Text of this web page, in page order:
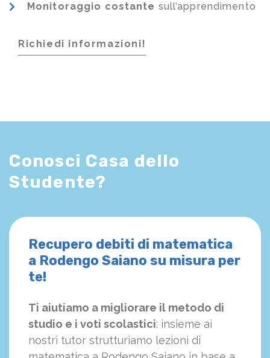
Monitoraggio costante sull’apprendimento
Richiedi informazioni!
Conosci Casa dello
Studente?
Recupero debiti di matematica
a Rodengo Saiano su misura per
te!
Ti aiutiamo a migliorare il metodo di
studio e i voti scolastici: insieme ai
nostri tutor strutturiamo lezioni di